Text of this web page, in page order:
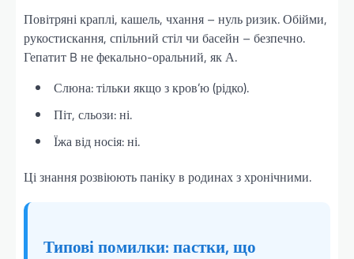
Повітряні краплі, кашель, чхання – нуль ризик. Обійми,
рукостискання, спільний стіл чи басейн – безпечно.
Гепатит B не фекально-оральний, як А.
Слюна: тільки якщо з кров’ю (рідко).
Піт, сльози: ні.
Їжа від носія: ні.
Ці знання розвіюють паніку в родинах з хронічними.
Типові помилки: пастки, що